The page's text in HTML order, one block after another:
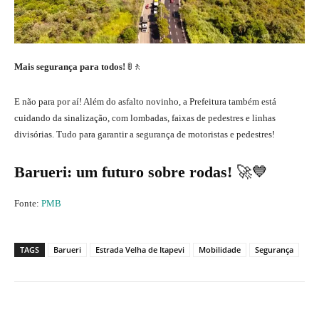
Mais segurança para todos! 🚦🚶
E não para por aí! Além do asfalto novinho, a Prefeitura também está
cuidando da sinalização, com lombadas, faixas de pedestres e linhas
divisórias. Tudo para garantir a segurança de motoristas e pedestres!
Barueri: um futuro sobre rodas! 🚀💙
Fonte: PMB
TAGS Barueri Estrada Velha de Itapevi Mobilidade Segurança